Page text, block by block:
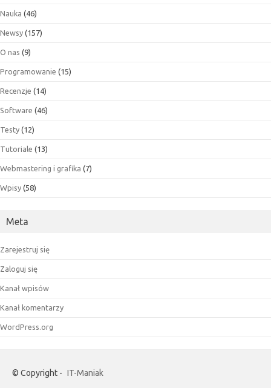
Nauka (46)
Newsy (157)
O nas (9)
Programowanie (15)
Recenzje (14)
Software (46)
Testy (12)
Tutoriale (13)
Webmastering i grafika (7)
Wpisy (58)
Meta
Zarejestruj się
Zaloguj się
Kanał wpisów
Kanał komentarzy
WordPress.org
© Copyright - IT-Maniak